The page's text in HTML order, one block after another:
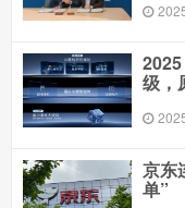
级，
京东
单”